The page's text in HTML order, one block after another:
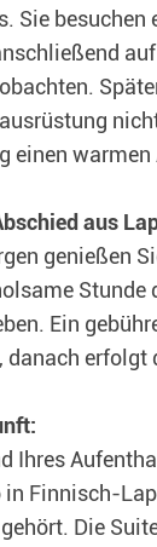
Sie
einen
aus
genießen
Ein
danach erfolgt
Ihres
in Finnisch-
gehört. Die